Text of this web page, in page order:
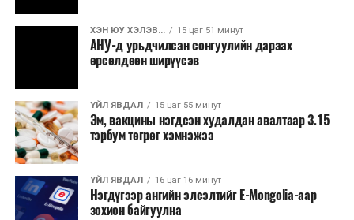
ХЭН ЮУ ХЭЛЭВ... 15 цаг 51 минут
АНУ-д урьдчилсан сонгуулийн дараах
өрсөлдөөн ширүүсэв
ҮЙЛ ЯВДАЛ 15 цаг 55 минут
Эм, вакцины нэгдсэн худалдан авалтаар 3.15
тэрбум төгрөг хэмнэжээ
ҮЙЛ ЯВДАЛ 16 цаг 16 минут
Нэгдүгээр ангийн элсэлтийг E-Mongolia-аар
зохион байгуулна